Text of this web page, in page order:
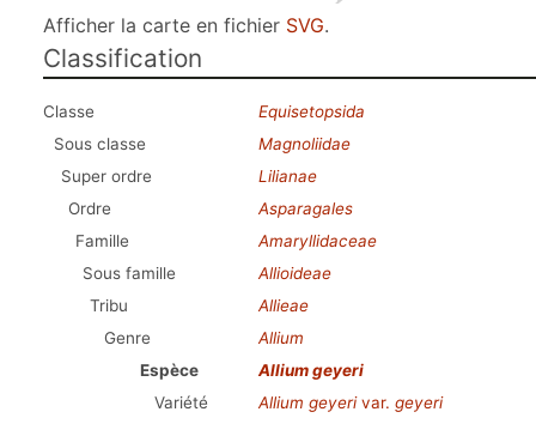
Afficher la carte en fichier SVG.
Classification
Classe
Equisetopsida
Sous classe
Magnoliidae
Super ordre
Lilianae
Ordre
Asparagales
Famille
Amaryllidaceae
Sous famille
Allioideae
Tribu
Allieae
Genre
Allium
Espèce
Allium geyeri
Variété
Allium geyerivar. geyeri